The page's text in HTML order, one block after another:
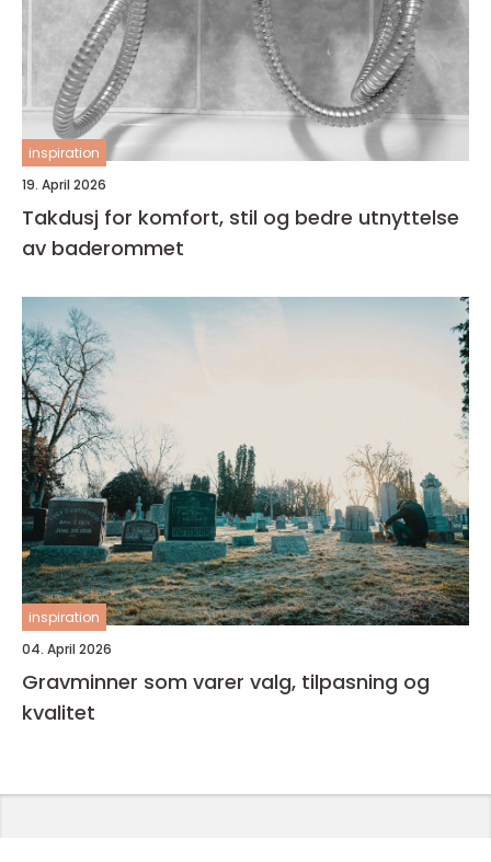
inspiration
19. April 2026
Takdusj for komfort, stil og bedre utnyttelse
av baderommet
inspiration
04. April 2026
Gravminner som varer valg, tilpasning og
kvalitet